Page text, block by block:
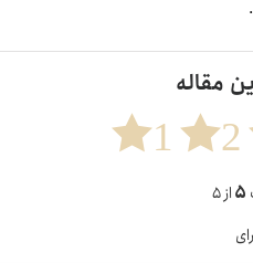
آپتوس در رقابت با سولانا